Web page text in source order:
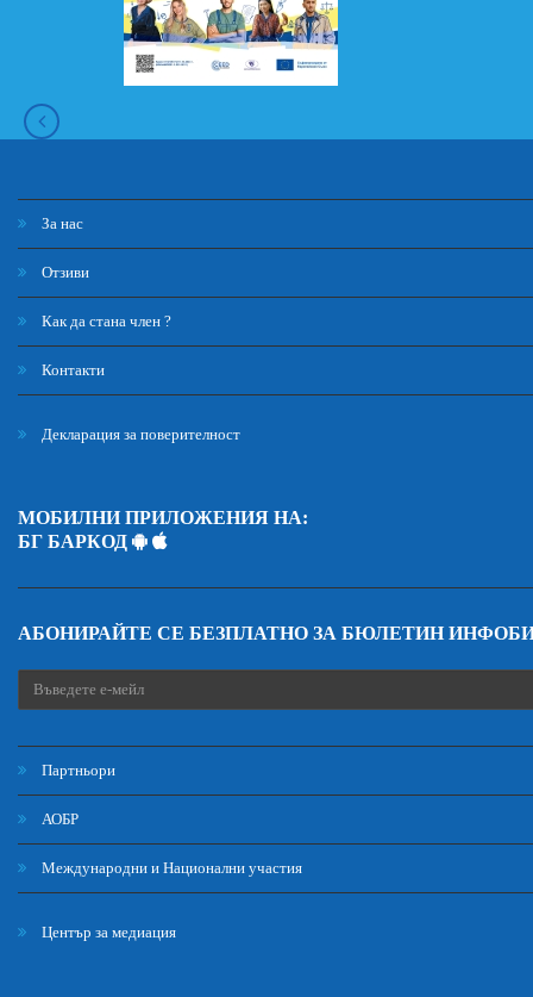
За нас
Отзиви
Как да стана член ?
Контакти
Декларация за поверителност
МОБИЛНИ ПРИЛОЖЕНИЯ НА:
БГ БАРКОД
АБОНИРАЙТЕ СЕ БЕЗПЛАТНО ЗА БЮЛЕТИН
Партньори
АОБР
Международни и Национални участия
Център за медиация